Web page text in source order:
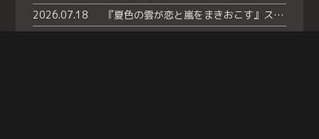
2026.07.18
『夏色の雲が恋と嵐をまきおこす』スペシャルメイキング 【Part1】2026年７月18日（土）23時30分～配信スタート！話題のシーンの裏側を大公開！豪華キャスト大集合！ 『武宮家 真夏の家族会議』開催！